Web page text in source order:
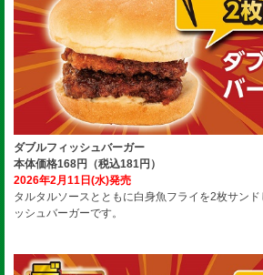
ダブルフィッシュバーガー
本体価格168円（税込181円）
2026年2月11日(水)発売
タルタルソースとともに白身魚フライを2枚サン
ッシュバーガーです。